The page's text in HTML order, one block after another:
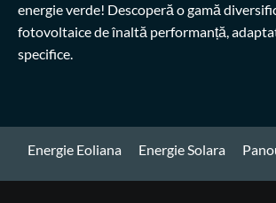
energie verde! Descoperă o gamă
fotovoltaice de înaltă performanță,
specifice.
Energie Eoliana Energie Solara